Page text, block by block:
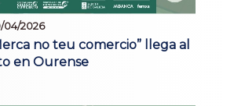
04/2026
no teu comercio” llega al
en Ourense